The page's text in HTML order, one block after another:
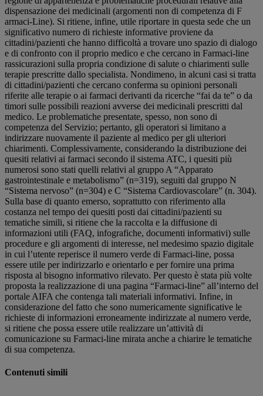
dispensazione dei medicinali (argomenti non di competenza di F
armaci-Line). Si ritiene, infine, utile riportare in questa sede che un
significativo numero di richieste informative proviene da
cittadini/pazienti che hanno difficoltà a trovare uno spazio di dialogo
e di confronto con il proprio medico e che cercano in Farmaci-line
rassicurazioni sulla propria condizione di salute o chiarimenti sulle
terapie prescritte dallo specialista. Nondimeno, in alcuni casi si tratta
di cittadini/pazienti che cercano conferma su opinioni personali
riferite alle terapie o ai farmaci derivanti da ricerche “fai da te” o da
timori sulle possibili reazioni avverse dei medicinali prescritti dal
medico. Le problematiche presentate, spesso, non sono di
competenza del Servizio; pertanto, gli operatori si limitano a
indirizzare nuovamente il paziente al medico per gli ulteriori
chiarimenti. Complessivamente, considerando la distribuzione dei
quesiti relativi ai farmaci secondo il sistema ATC, i quesiti più
numerosi sono stati quelli relativi al gruppo A “Apparato
gastrointestinale e metabolismo” (n=319), seguiti dal gruppo N
“Sistema nervoso” (n=304) e C “Sistema Cardiovascolare” (n. 304).
Sulla base di quanto emerso, soprattutto con riferimento alla
costanza nel tempo dei quesiti posti dai cittadini/pazienti su
tematiche simili, si ritiene che la raccolta e la diffusione di
informazioni utili (FAQ, infografiche, documenti informativi) sulle
procedure e gli argomenti di interesse, nel medesimo spazio digitale
in cui l’utente reperisce il numero verde di Farmaci-line, possa
essere utile per indirizzarlo e orientarlo e per fornire una prima
risposta al bisogno informativo rilevato. Per questo è stata più volte
proposta la realizzazione di una pagina “Farmaci-line” all’interno del
portale AIFA che contenga tali materiali informativi. Infine, in
considerazione del fatto che sono numericamente significative le
richieste di informazioni erroneamente indirizzate al numero verde,
si ritiene che possa essere utile realizzare un’attività di
comunicazione su Farmaci-line mirata anche a chiarire le tematiche
di sua competenza.
Contenuti simili